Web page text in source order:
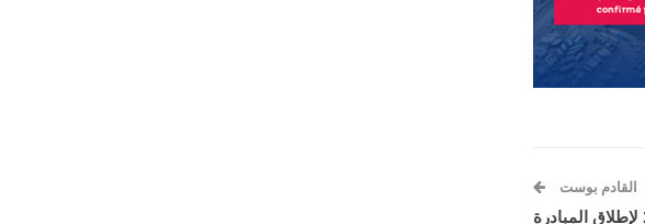
القادم بوست
عمالة طنجة أصيلة تحتفي بالذكرى الـ21 لإطلاق المبادرة